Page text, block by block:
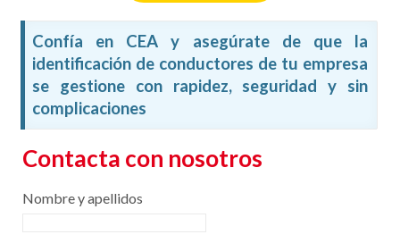
Confía en CEA y asegúrate de que la
identificación de conductores de tu empresa
se gestione con rapidez, seguridad y sin
complicaciones
Contacta con nosotros
Nombre y apellidos